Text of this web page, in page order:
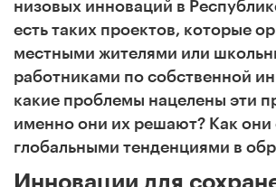
низовых инноваций в
есть таких проектов, которые
местными жителями или
работниками по собственной
какие проблемы нацелены эти
именно они их решают? Как они
глобальными тенденциями в
Инновации для